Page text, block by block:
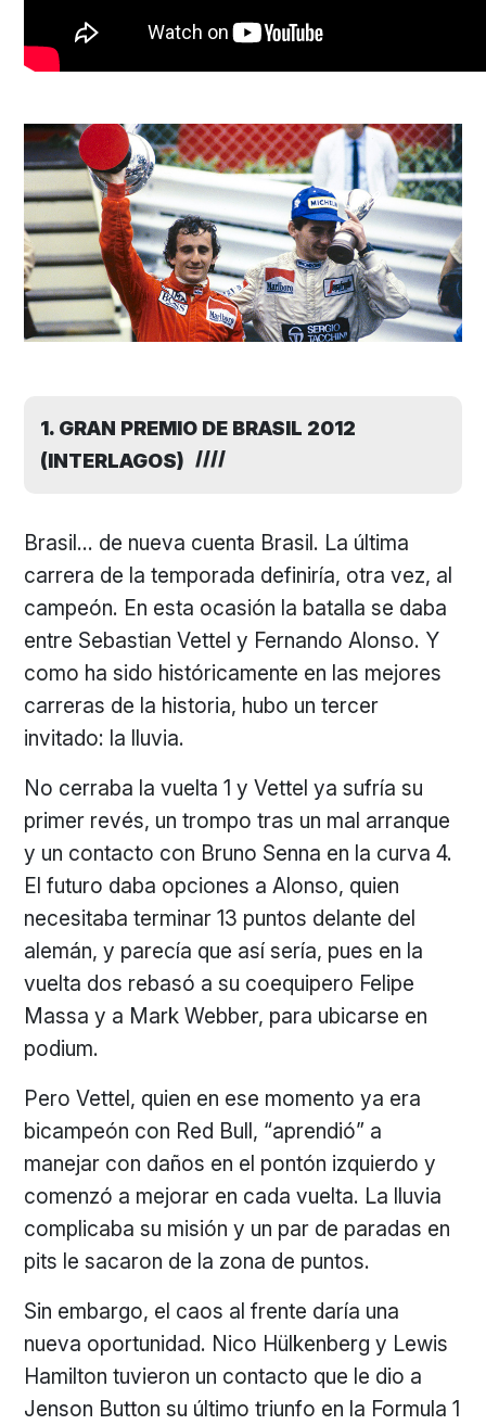
1. GRAN PREMIO DE BRASIL 2012
(INTERLAGOS)
Brasil… de nueva cuenta Brasil. La última
carrera de la temporada definiría, otra vez, al
campeón. En esta ocasión la batalla se daba
entre Sebastian Vettel y Fernando Alonso. Y
como ha sido históricamente en las mejores
carreras de la historia, hubo un tercer
invitado: la lluvia.
No cerraba la vuelta 1 y Vettel ya sufría su
primer revés, un trompo tras un mal arranque
y un contacto con Bruno Senna en la curva 4.
El futuro daba opciones a Alonso, quien
necesitaba terminar 13 puntos delante del
alemán, y parecía que así sería, pues en la
vuelta dos rebasó a su coequipero Felipe
Massa y a Mark Webber, para ubicarse en
podium.
Pero Vettel, quien en ese momento ya era
bicampeón con Red Bull, “aprendió” a
manejar con daños en el pontón izquierdo y
comenzó a mejorar en cada vuelta. La lluvia
complicaba su misión y un par de paradas en
pits le sacaron de la zona de puntos.
Sin embargo, el caos al frente daría una
nueva oportunidad. Nico Hülkenberg y Lewis
Hamilton tuvieron un contacto que le dio a
Jenson Button su último triunfo en la Formula 1